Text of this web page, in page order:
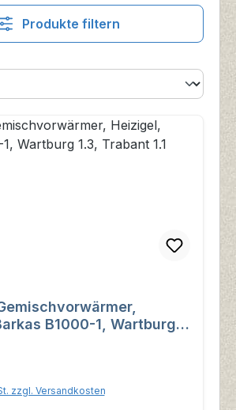
Produkte filtern
B1000-1, Wartburg
zzgl. Versandkosten